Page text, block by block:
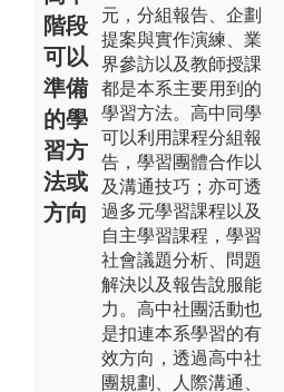
階段
可以
準備
的學
習方
法或
方向
元，分組報告、企劃
提案與實作演練、業
界參訪以及教師授課
都是本系主要用到的
學習方法。高中同學
可以利用課程分組報
告，學習團體合作以
及溝通技巧；亦可透
過多元學習課程以及
自主學習課程，學習
社會議題分析、問題
解決以及報告說服能
力。高中社團活動也
是扣連本系學習的有
效方向，透過高中社
團規劃、人際溝通、